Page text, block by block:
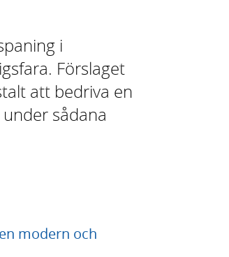
i
Förslaget
att bedriva en
sådana
modern och